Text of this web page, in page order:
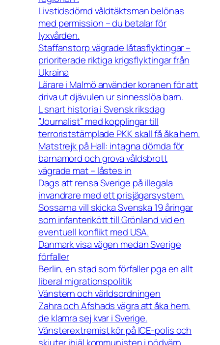
Livstidsdömd våldtäktsman belönas
med permission – du betalar för
lyxvården.
Staffanstorp vägrade låtasflyktingar –
prioriterade riktiga krigsflyktingar från
Ukraina
Lärare i Malmö använder koranen för att
driva ut djävulen ur sinnesslöa barn.
L snart historia i Svensk riksdag
”Journalist” med kopplingar till
terroriststämplade PKK skall få åka hem.
Matstrejk på Hall: intagna dömda för
barnamord och grova våldsbrott
vägrade mat – låstes in
Dags att rensa Sverige på illegala
invandrare med ett prisjägarsystem.
Sossarna vill skicka Svenska 19 åringar
som infanterikött till Grönland vid en
eventuell konflikt med USA.
Danmark visa vägen medan Sverige
förfaller
Berlin, en stad som förfaller pga en allt
liberal migrationspolitik
Vänstern och världsordningen
Zahra och Afshads vägra att åka hem,
de klamra sej kvar i Sverige.
Vänsterextremist kör på ICE-polis och